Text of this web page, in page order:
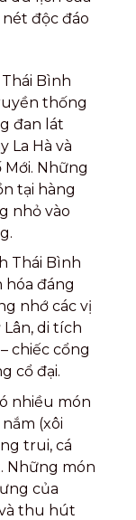
nét độc đáo
Bình
thống
đan lát
La Hà và
Những
tại hàng
nhỏ vào
Thái Bình
hóa đáng
nhớ các vị
Lân, di tích
chiếc cổng
cổ đại.
nhiều món
(xôi
trui, cá
Những món
của
thu hút